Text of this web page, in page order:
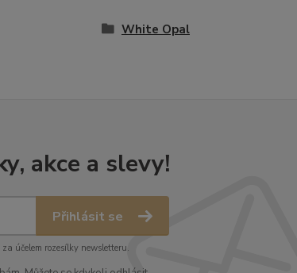
White Opal
akce a slevy!
Přihlásit se
za účelem rozesílky newsletteru.